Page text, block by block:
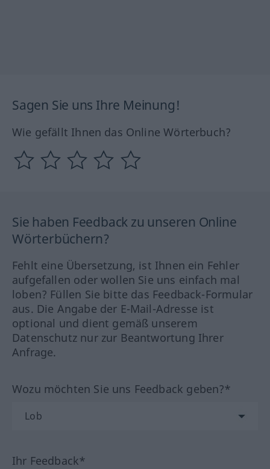
Sagen Sie uns Ihre Meinung!
Wie gefällt Ihnen das Online Wörterbuch?
Sie haben Feedback zu unseren Online
Wörterbüchern?
Fehlt eine Übersetzung, ist Ihnen ein Fehler
aufgefallen oder wollen Sie uns einfach mal
loben? Füllen Sie bitte das Feedback-Formular
aus. Die Angabe der E-Mail-Adresse ist
optional und dient gemäß unserem
Datenschutz nur zur Beantwortung Ihrer
Anfrage.
Wozu möchten Sie uns Feedback geben?*
Ihr Feedback*